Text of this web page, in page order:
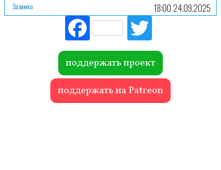
Зазимко 18:00 24.09.2025
Fac
ebo
ok r
поддержать проект
поддержать на Patreon